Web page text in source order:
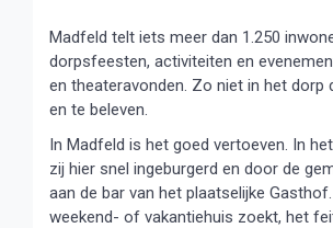
Madfeld telt iets meer dan 1.250
dorpsfeesten, activiteiten en
en theateravonden. Zo niet in het dorp
en te beleven.
In Madfeld is het goed vertoeven. In
zij hier snel ingeburgerd en door de
aan de bar van het plaatselijke
weekend- of vakantiehuis zoekt, het